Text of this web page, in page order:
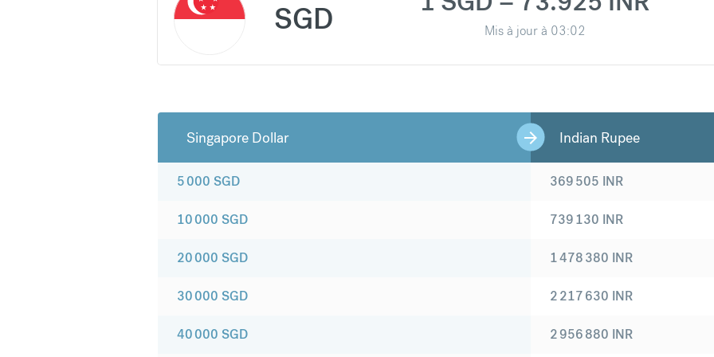
SGD Mis à jour à 03:02
Singapore Dollar Indian Rupee
5 000 SGD
10 000 SGD
20 000 SGD
30 000 SGD
40 000 SGD
369 505 INR
739 130 INR
1 478 380 INR
2 217 630 INR
2 956 880 INR